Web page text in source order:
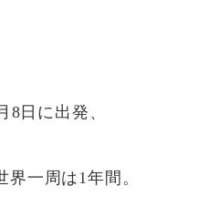
8日に出発、
界一周は1年間。